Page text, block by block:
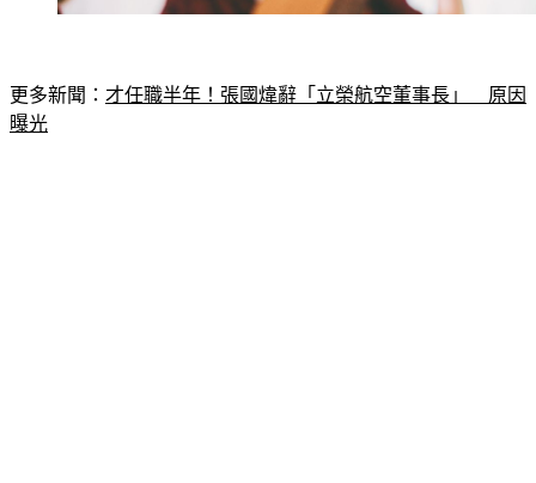
更多新聞： 才任職半年！張國煒辭「立榮航空董事長」　原因
曝光